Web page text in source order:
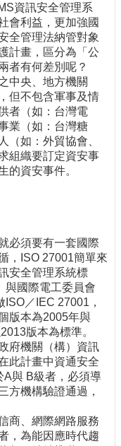
資訊安全管理系
會利益，更加強國
全管理法納管對象
計畫，區分為「公
者有何差別呢？
中央、地方機關
但不包含軍事及情
者（如：台灣電
業（如：台灣糖
（如：外貿協會、
組織要訂定資安事
的資安事件。
必須要有一套國際
，ISO 27001簡單來
安全管理系統標
與國際電工委員會
ISO／IEC 27001，
版本為2005年與
版本為標準。
府機關（構）資訊
此計畫中資通安全
與 B級者，必須導
方機構驗證通過，
商、網際網路服務
，為能因應時代趨